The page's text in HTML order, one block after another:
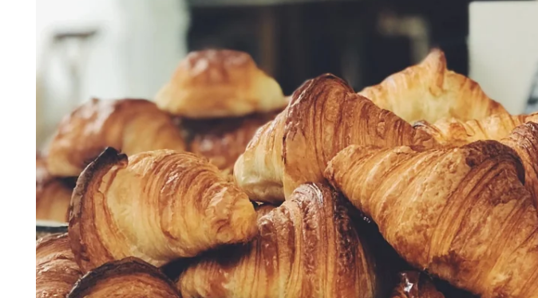
Wohnungen
Zimmer
Dienstleistungen
Angebote
CSR-Verpflichtungen
Fotos
Corporate
Kontakt & Anreise